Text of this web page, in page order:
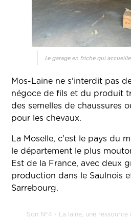
Le garage en friche qui
Mos-Laine ne s'interdit pas
négoce de fils et du produit
des semelles de chaussures
pour les chevaux.
La Moselle, c'est le pays du
le département le plus
Est de la France, avec deux
production dans le Saulnois
Sarrebourg.
Son N°4 - La laine, une